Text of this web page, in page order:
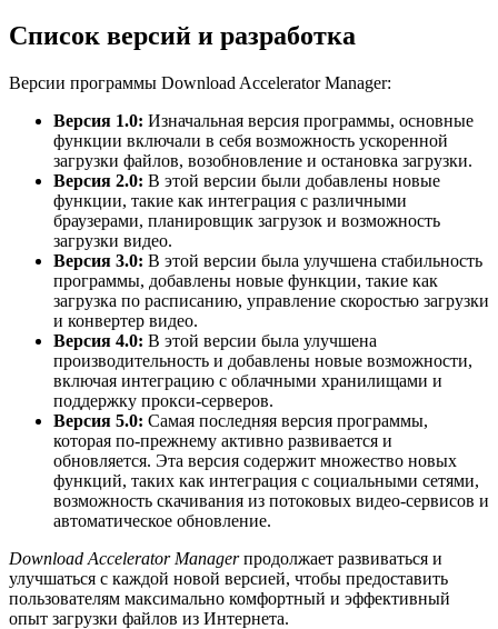
Список версий и разработка
Версии программы Download Accelerator Manager:
Версия 1.0: Изначальная версия программы, основные
функции включали в себя возможность ускоренной
загрузки файлов, возобновление и остановка загрузки.
Версия 2.0: В этой версии были добавлены новые
функции, такие как интеграция с различными
браузерами, планировщик загрузок и возможность
загрузки видео.
Версия 3.0: В этой версии была улучшена стабильность
программы, добавлены новые функции, такие как
загрузка по расписанию, управление скоростью загрузки
и конвертер видео.
Версия 4.0: В этой версии была улучшена
производительность и добавлены новые возможности,
включая интеграцию с облачными хранилищами и
поддержку прокси-серверов.
Версия 5.0: Самая последняя версия программы,
которая по-прежнему активно развивается и
обновляется. Эта версия содержит множество новых
функций, таких как интеграция с социальными сетями,
возможность скачивания из потоковых видео-сервисов и
автоматическое обновление.
Download Accelerator Managerпродолжает развиваться и
улучшаться с каждой новой версией, чтобы предоставить
пользователям максимально комфортный и эффективный
опыт загрузки файлов из Интернета.